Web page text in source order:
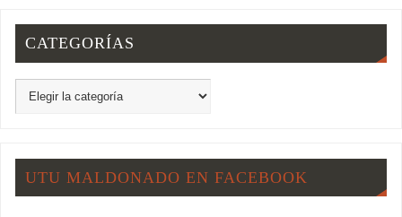
CATEGORÍAS
UTU MALDONADO EN FACEBOOK